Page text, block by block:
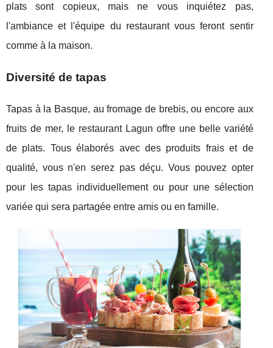
plats sont copieux, mais ne vous inquiétez pas,
l'ambiance et l'équipe du restaurant vous feront sentir
comme à la maison.
Diversité de tapas
Tapas à la Basque, au fromage de brebis, ou encore aux
fruits de mer, le restaurant Lagun offre une belle variété
de plats. Tous élaborés avec des produits frais et de
qualité, vous n'en serez pas déçu. Vous pouvez opter
pour les tapas individuellement ou pour une sélection
variée qui sera partagée entre amis ou en famille.